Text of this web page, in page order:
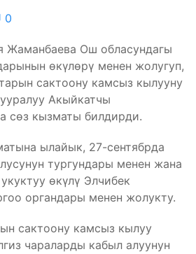
0
Ош обласундагы
өкүлөрү менен жолугуп,
сактоону камсыз кылууну
Акыйкатчы
сөз кызматы билдирди.
ылайык, 27-сентябрда
тургундары менен жана
өкүлү Элчибек
органдары менен жолукту.
сактоону камсыз кылуу
чараларды кабыл алуунун